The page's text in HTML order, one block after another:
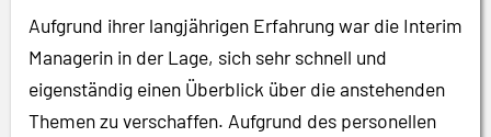
Aufgrund ihrer langjährigen Erfahrung war die Interim
Managerin in der Lage, sich sehr schnell und
eigenständig einen Überblick über die anstehenden
Themen zu verschaffen. Aufgrund des personellen